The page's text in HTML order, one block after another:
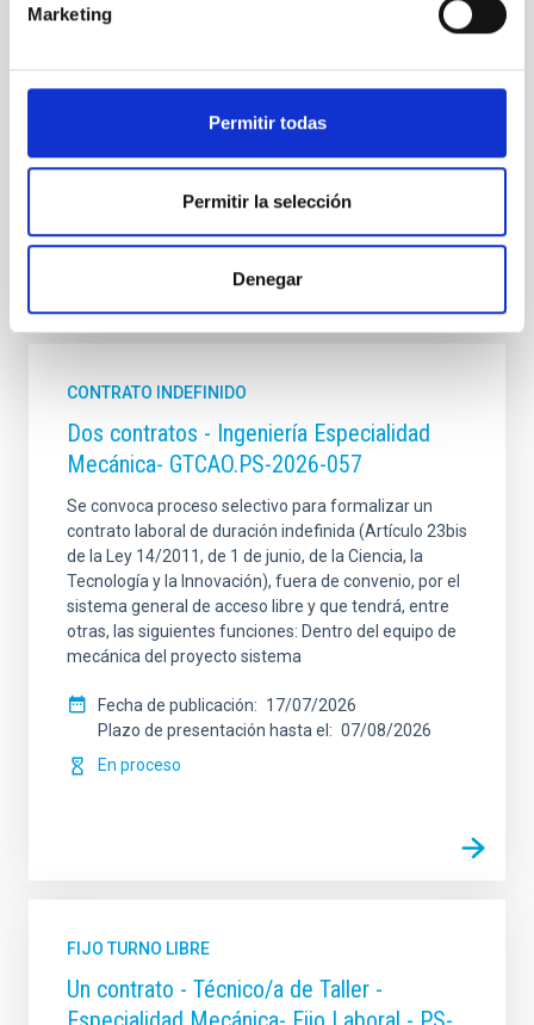
Marketing
Permitir todas
Permitir la selección
Denegar
PROMOCIÓN INTERNA
PS-2022-047 BASES CONVOCATORIA
ANEXO III SOLICITUD
Te puede interesar
CONTRATO INDEFINIDO
Dos contratos - Ingeniería Especialidad
Mecánica- GTCAO.PS-2026-057
Se convoca proceso selectivo para formalizar un
contrato laboral de duración indefinida (Artículo 23bis
de la Ley 14/2011, de 1 de junio, de la Ciencia, la
Tecnología y la Innovación), fuera de convenio, por el
sistema general de acceso libre y que tendrá, entre
otras, las siguientes funciones: Dentro del equipo de
mecánica del proyecto sistema
Fecha de publicación
17/07/2026
Plazo de presentación hasta el
07/08/2026
En proceso
FIJO TURNO LIBRE
Un contrato - Técnico/a de Taller -